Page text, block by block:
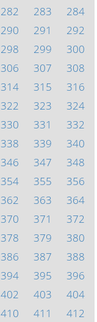
282 283
284
290 291
292
298 299
300
306 307
308
314 315
316
322 323
324
330 331
332
338 339
340
346 347
348
354 355
356
362 363
364
370 371
372
378 379
380
386 387
388
394 395
396
402 403
404
410 411 412